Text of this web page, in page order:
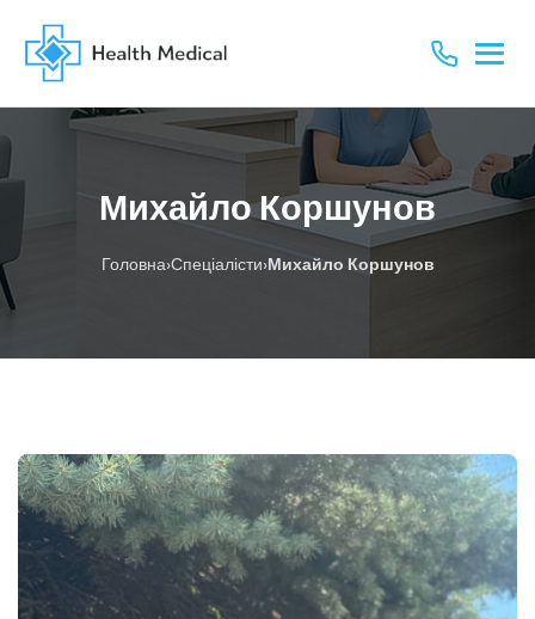
Михайло Коршунов
Головна›Спеціалісти›Михайло Коршунов